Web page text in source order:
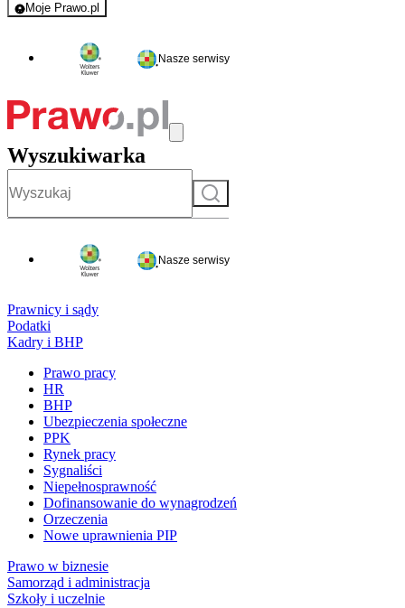
Moje Prawo.pl
- rejestracja i logowanie do serwisu
Nasze serwisy
Wyszukiwarka
Szukaj
Nasze serwisy
Prawnicy i sądy
Podatki
Kadry i BHP
Prawo pracy
HR
BHP
Ubezpieczenia społeczne
PPK
Rynek pracy
Sygnaliści
Niepełnosprawność
Dofinansowanie do wynagrodzeń
Orzeczenia
Nowe uprawnienia PIP
Prawo w biznesie
Samorząd i administracja
Szkoły i uczelnie